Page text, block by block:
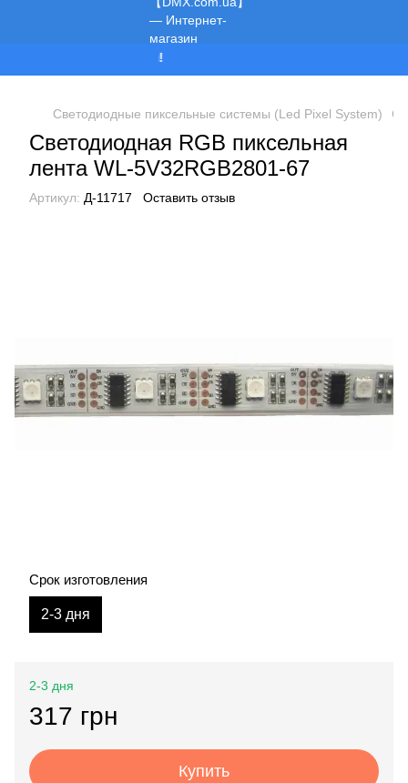
Светодиодные пиксельные системы (Led Pixel System)
Светодиодная RGB пиксельная
лента WL-5V32RGB2801-67
Артикул: Д-11717 Оставить отзыв
Срок изготовления
2-3 дня
2-3 дня
317 грн
Купить